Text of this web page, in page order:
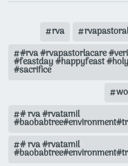
rva
#rva #rvapastorlacare
#feastday #happyfeast
#sacrifice
# rva #rvatamil
# rva #rvatamil